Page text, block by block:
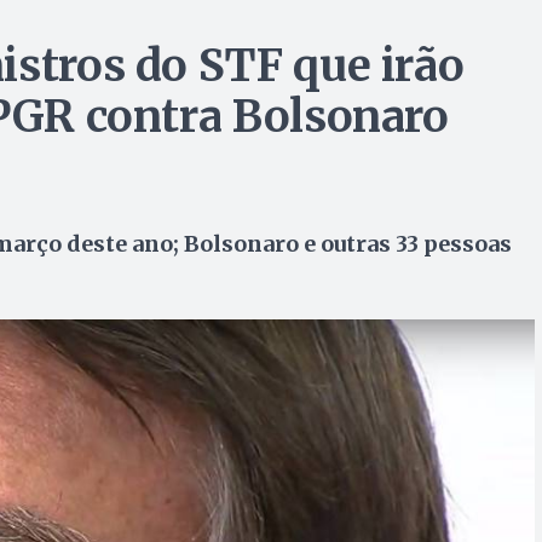
do STF que irão
contra Bolsonaro
deste ano; Bolsonaro e outras 33 pessoas